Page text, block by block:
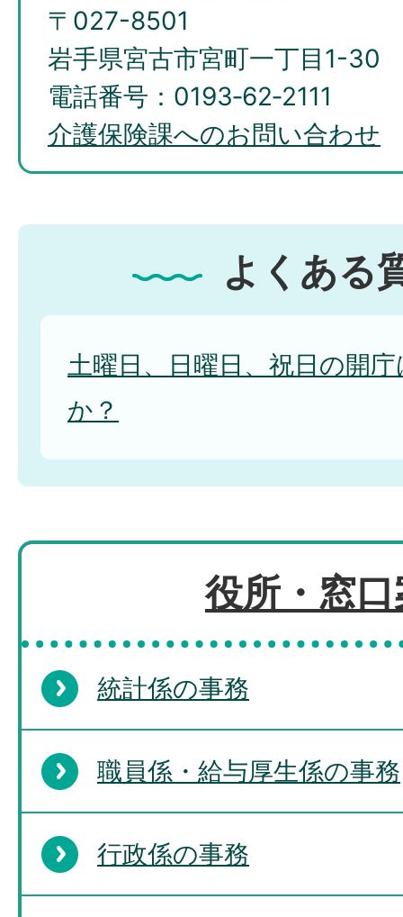
〒027-8501
岩手県宮古市宮町一丁目1-30
電話番号：0193‐62‐2111
介護保険課へのお問い合わせ
よくある
土曜日、日曜日、祝日の開
か？
役所・窓
統計係の事務
職員係・給与厚生係の事務
行政係の事務